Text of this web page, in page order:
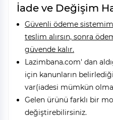
İade ve Değişim
Güvenli ödeme
teslim alırsın, sonra
güvende kalır.
Lazimbana.com' dan
için kanunların
var(iadesi mümkün
Gelen ürünü farklı bir
değiştirebilirsiniz.